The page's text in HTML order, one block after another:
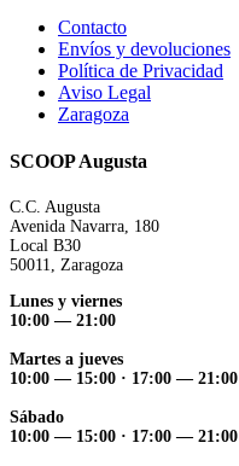
Contacto
Envíos y devoluciones
Política de Privacidad
Aviso Legal
Zaragoza
SCOOP Augusta
C.C. Augusta
Avenida Navarra, 180
Local B30
50011, Zaragoza
Lunes y viernes
10:00 — 21:00
Martes a jueves
10:00 — 15:00 · 17:00 — 21:00
Sábado
10:00 — 15:00 · 17:00 — 21:00